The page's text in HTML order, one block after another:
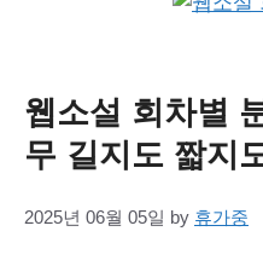
웹소설 회차별
무 길지도 짧지
2025년 06월 05일 by 휴가중